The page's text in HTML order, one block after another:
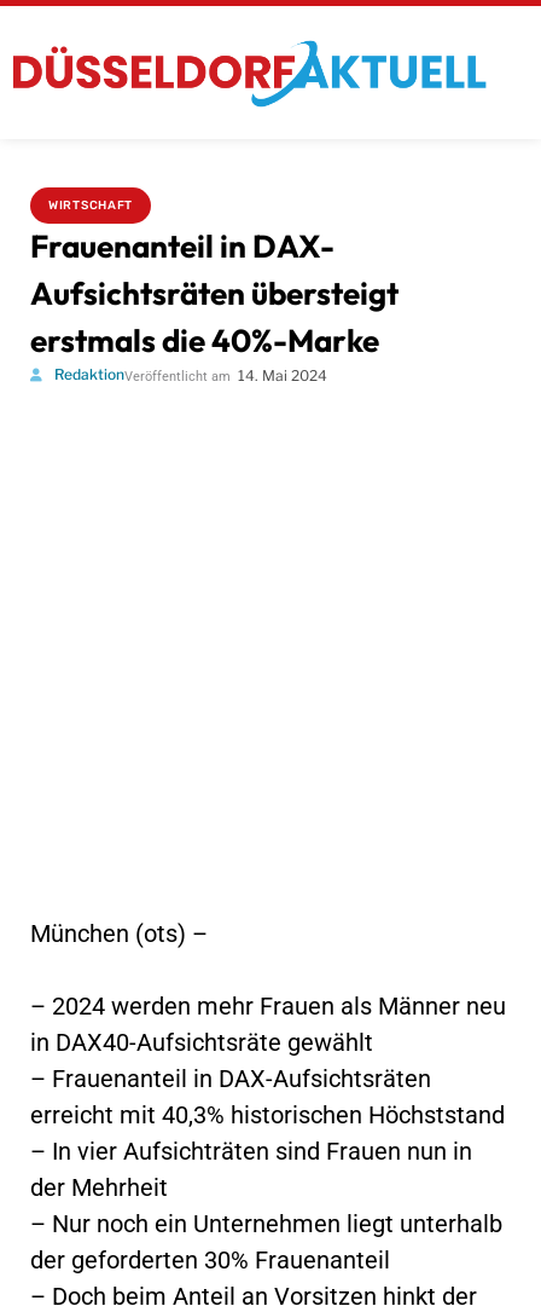
WIRTSCHAFT
Frauenanteil in DAX-
Aufsichtsräten übersteigt
erstmals die 40%-Marke
RedaktionVeröffentlicht am 14. Mai 2024
München (ots) –
– 2024 werden mehr Frauen als Männer neu
in DAX40-Aufsichtsräte gewählt
– Frauenanteil in DAX-Aufsichtsräten
erreicht mit 40,3% historischen Höchststand
– In vier Aufsichträten sind Frauen nun in
der Mehrheit
– Nur noch ein Unternehmen liegt unterhalb
der geforderten 30% Frauenanteil
– Doch beim Anteil an Vorsitzen hinkt der